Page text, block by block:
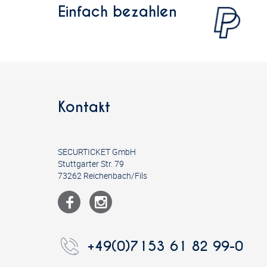
3.500 Stück
7.000 Stück
8.000 Stück
10.000 Stück
Einfach bezahlen
Kontakt
SECURTICKET GmbH
Stuttgarter Str. 79
73262 Reichenbach/Fils
+49(0)7153 61 82 99-0